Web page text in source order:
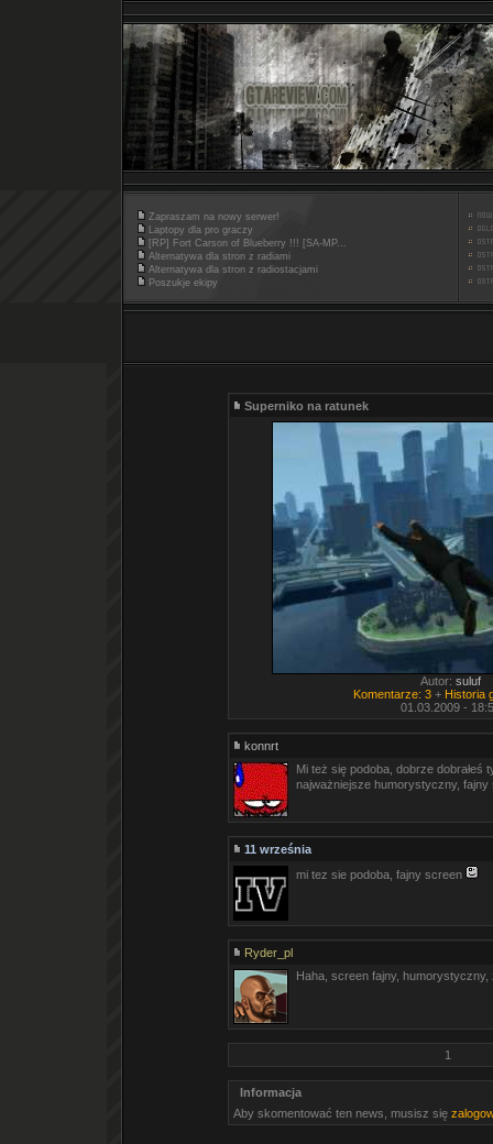
Zapraszam na nowy serwer!
Laptopy dla pro graczy
[RP] Fort Carson of Blueberry !!! [SA-MP...
Alternatywa dla stron z radiami
Alternatywa dla stron z radiostacjami
Poszukje ekipy
Superniko na ratunek
Autor: suluf
Komentarze: 3 + Historia
01.03.2009 -
konnrt
Mi też się podoba, dobrze dobrałeś
najważniejsze humorystyczny,
11 września
mi tez sie podoba, fajny screen
Ryder_pl
Haha, screen fajny, humorystyczny,
1
Informacja
Aby skomentować ten news, musisz się